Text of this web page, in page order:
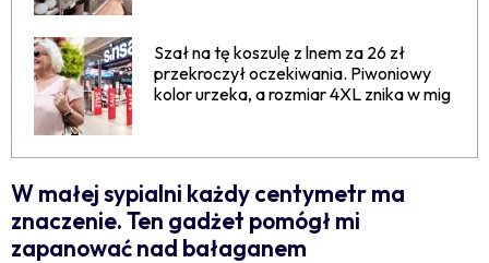
Szał na tę koszulę z lnem za 26 zł
przekroczył oczekiwania. Piwoniowy
kolor urzeka, a rozmiar 4XL znika w mig
W małej sypialni każdy centymetr ma
znaczenie. Ten gadżet pomógł mi
zapanować nad bałaganem